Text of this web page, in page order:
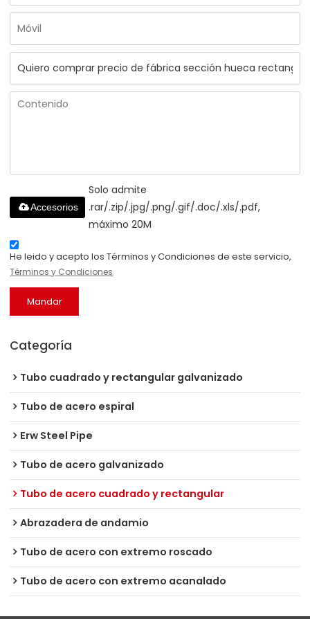
Solo admite
.rar/.zip/.jpg/.png/.gif/.doc/.xls/.pdf,
máximo 20M
Accesorios
He leido y acepto los Términos y Condiciones de este servicio,
Términos y Condiciones
Mandar
Categoría
Tubo cuadrado y rectangular galvanizado
Tubo de acero espiral
Erw Steel Pipe
Tubo de acero galvanizado
Tubo de acero cuadrado y rectangular
Abrazadera de andamio
Tubo de acero con extremo roscado
Tubo de acero con extremo acanalado